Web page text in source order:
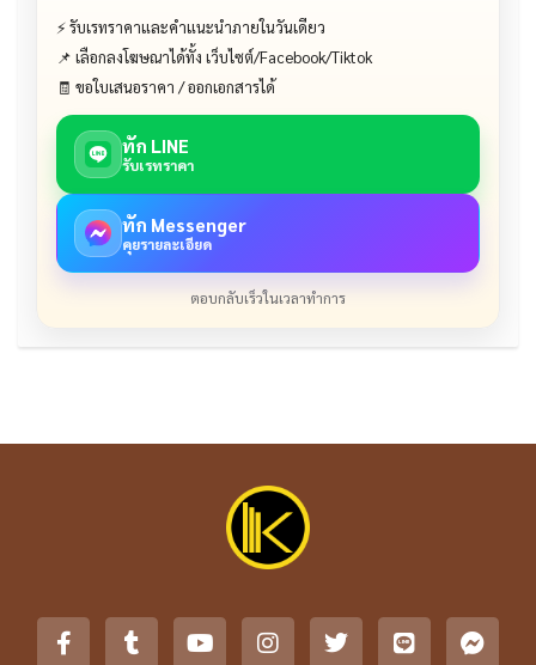
⚡ รับเรทราคาและคำแนะนำภายในวันเดียว
📌 เลือกลงโฆษณาได้ทั้ง เว็บไซต์/Facebook/Tiktok
🧾 ขอใบเสนอราคา / ออกเอกสารได้
ทัก LINE
รับเรทราคา
ทัก Messenger
คุยรายละเอียด
ตอบกลับเร็วในเวลาทำการ